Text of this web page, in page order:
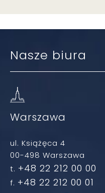
Nasze biura
Warszawa
ul. Książęca 4
00-498 Warszawa
t. +48 22 212 00 00
f. +48 22 212 00 01